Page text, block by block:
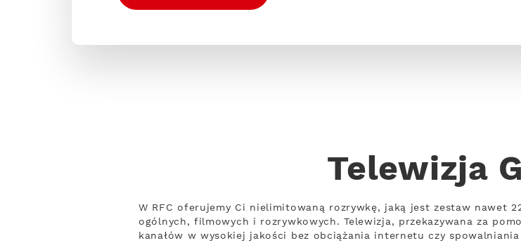
Telewizja
W RFC oferujemy Ci nielimitowaną rozrywkę, jaką jest zestaw nawet
ogólnych, filmowych i rozrywkowych. Telewizja, przekazywana za
kanałów w wysokiej jakości bez obciążania internetu czy